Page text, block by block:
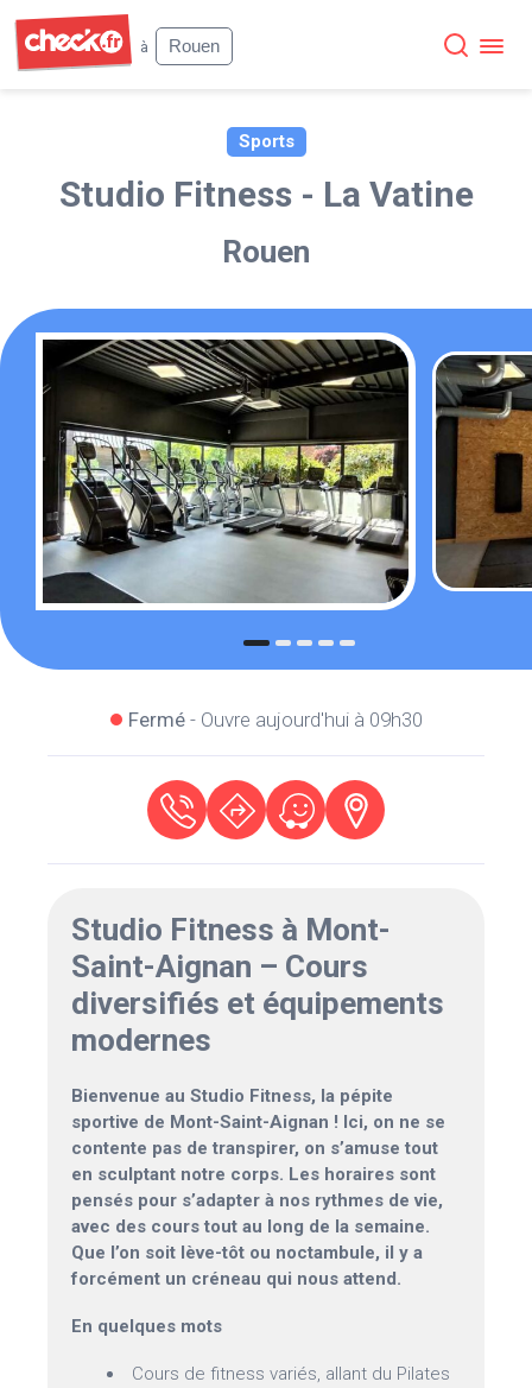
à
Rouen
Sports
Studio Fitness - La Vatine
Rouen
Fermé- Ouvre aujourd'hui à 09h30
Studio Fitness à Mont-
Saint-Aignan – Cours
diversifiés et équipements
modernes
Bienvenue au Studio Fitness, la pépite
sportive de Mont-Saint-Aignan ! Ici, on ne se
contente pas de transpirer, on s’amuse tout
en sculptant notre corps. Les horaires sont
pensés pour s’adapter à nos rythmes de vie,
avec des cours tout au long de la semaine.
Que l’on soit lève-tôt ou noctambule, il y a
forcément un créneau qui nous attend.
En quelques mots
Cours de fitness variés, allant du Pilates